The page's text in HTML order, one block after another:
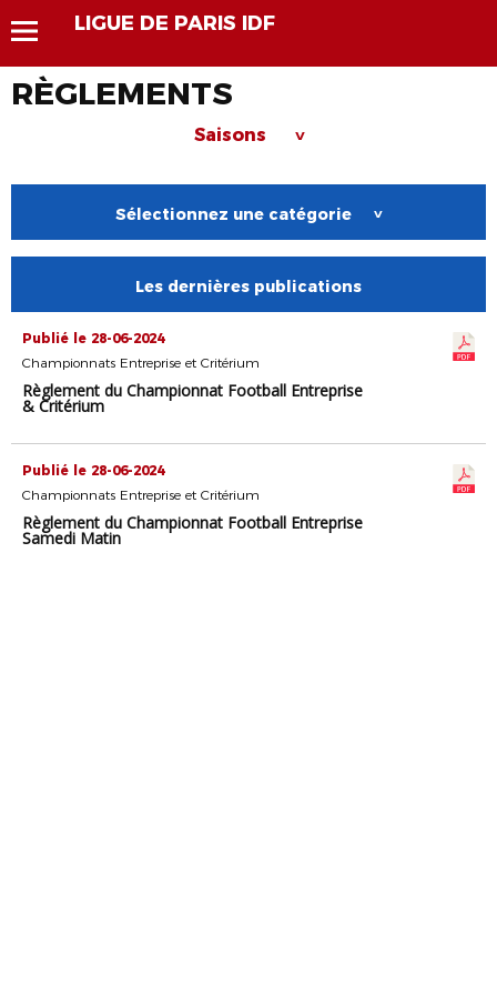
LIGUE DE PARIS IDF
RÈGLEMENTS
Saisons >
Sélectionnez une catégorie >
Les dernières publications
Publié le 28-06-2024
Championnats Entreprise et Critérium
Règlement du Championnat Football Entreprise
& Critérium
Publié le 28-06-2024
Championnats Entreprise et Critérium
Règlement du Championnat Football Entreprise
Samedi Matin